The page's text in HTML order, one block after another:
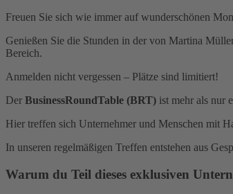
Freuen Sie sich wie immer auf wunderschönen
Genießen Sie die Stunden in der von Martina
Bereich.
Anmelden nicht vergessen – Plätze sind limitiert!
Der BusinessRoundTable (BRT) ist mehr als nur
Hier treffen sich Unternehmer und Menschen mit
In unseren regelmäßigen Treffen entstehen aus
Warum du Teil dieses exklusiven